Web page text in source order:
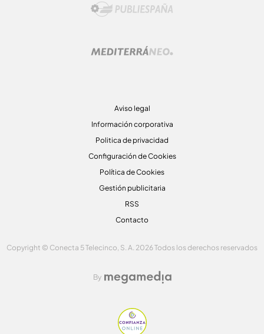
Aviso legal
Información corporativa
Politica de privacidad
Configuración de Cookies
Política de Cookies
Gestión publicitaria
RSS
Contacto
Copyright © Conecta 5 Telecinco, S. A. 2026 Todos los derechos reservados
By